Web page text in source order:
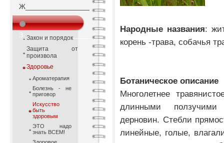
Ж________________
⚫
З_________________
Закон и порядок
Защита от
произвола
Здоровье
Ароматерапия
Болезнь - не
приговор
Искусство
быть
здоровым
ЭТО надо
знать ВСЕМ!
Народные названия:
корень -трава, собачья
Ботаническое описание
Многолетнее
длинными
дерновин. Стебли
линейные, голые,